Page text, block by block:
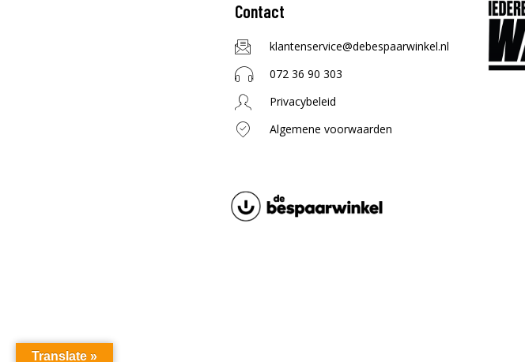
Contact
klantenservice@debespaarwinkel.nl
072 36 90 303
Privacybeleid
Algemene voorwaarden
Translate »